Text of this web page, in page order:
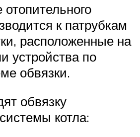
к патрубкам
расположенные на
устройства по
обвязки.
обвязку
котла: